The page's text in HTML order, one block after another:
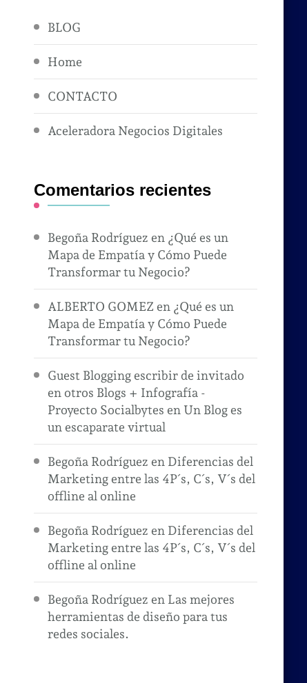
BLOG
Home
CONTACTO
Aceleradora Negocios Digitales
Comentarios recientes
Begoña Rodríguez en ¿Qué es un
Mapa de Empatía y Cómo Puede
Transformar tu Negocio?
ALBERTO GOMEZ en ¿Qué es un
Mapa de Empatía y Cómo Puede
Transformar tu Negocio?
Guest Blogging escribir de invitado
en otros Blogs + Infografía -
Proyecto Socialbytes en Un Blog es
un escaparate virtual
Begoña Rodríguez en Diferencias del
Marketing entre las 4P´s, C´s, V´s del
offline al online
Begoña Rodríguez en Diferencias del
Marketing entre las 4P´s, C´s, V´s del
offline al online
Begoña Rodríguez en Las mejores
herramientas de diseño para tus
redes sociales.